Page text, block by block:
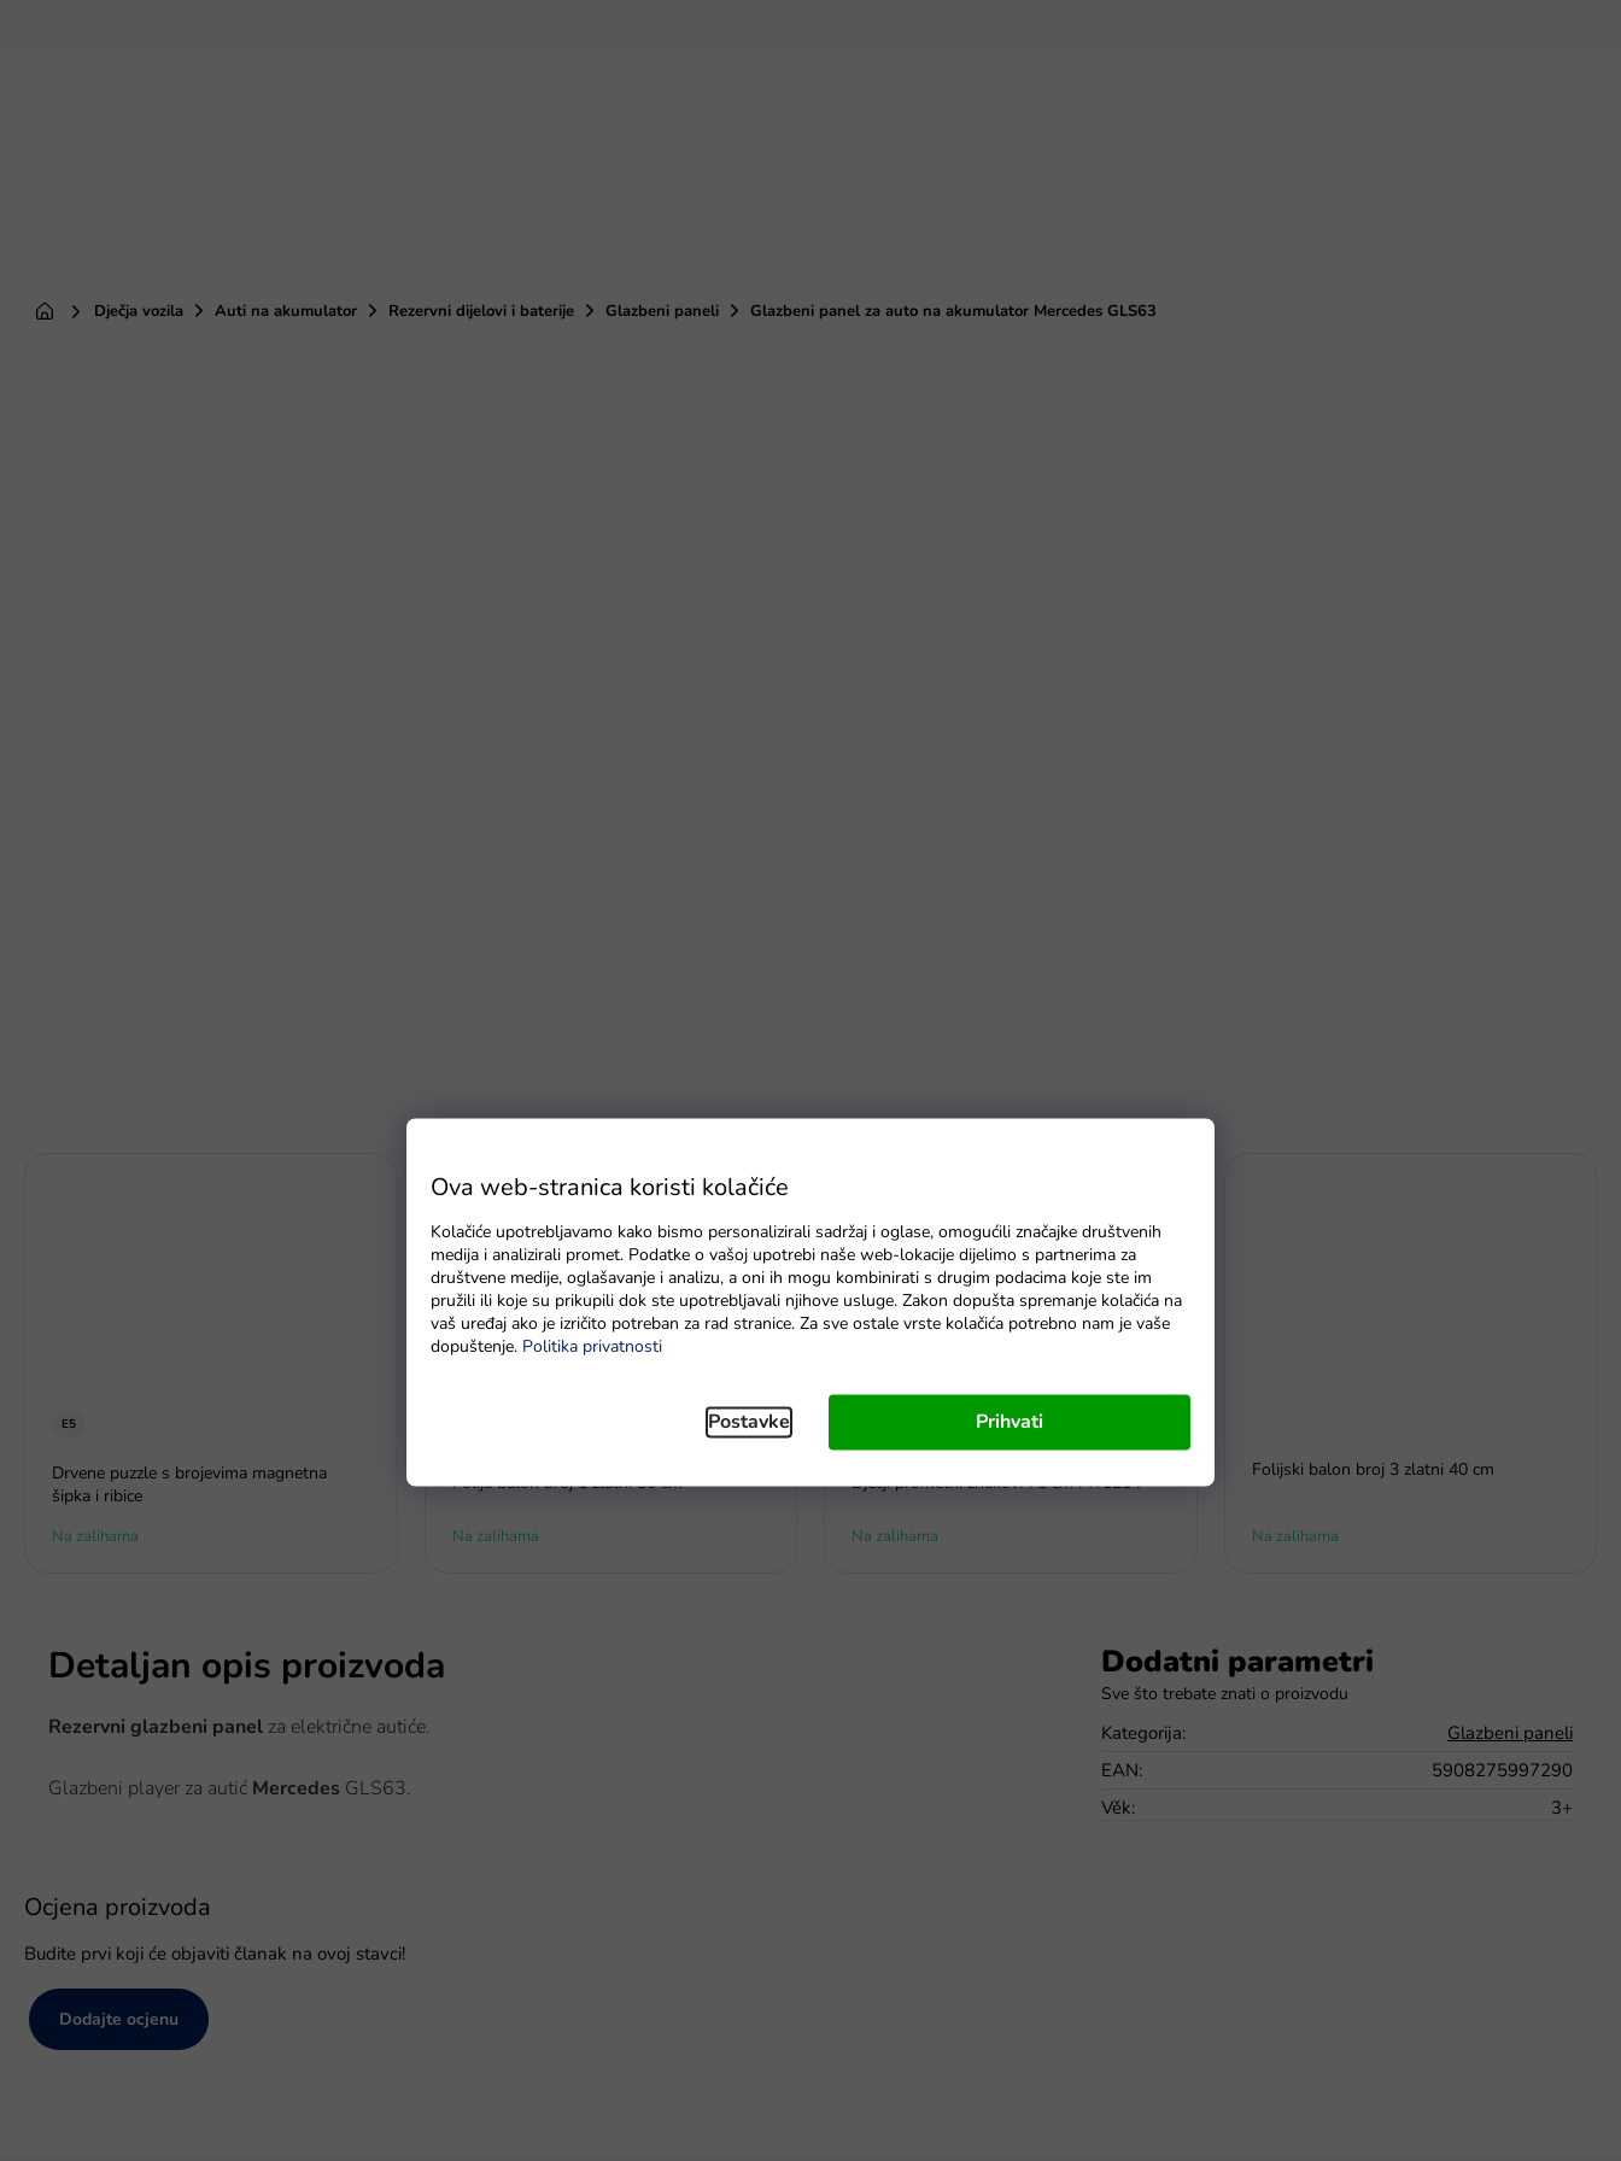
Ova web-stranica koristi kolačiće
Kolačiće upotrebljavamo kako bismo personalizirali sadržaj i oglase, omogućili značajke društvenih
medija i analizirali promet. Podatke o vašoj upotrebi naše web-lokacije dijelimo s partnerima za
društvene medije, oglašavanje i analizu, a oni ih mogu kombinirati s drugim podacima koje ste im
pružili ili koje su prikupili dok ste upotrebljavali njihove usluge. Zakon dopušta spremanje kolačića na
vaš uređaj ako je izričito potreban za rad stranice. Za sve ostale vrste kolačića potrebno nam je vaše
dopuštenje. Politika privatnosti
Postavke Prihvati
PočetnaDječja vozila Auti na akumulator Rezervni dijelovi i baterije Glazbeni paneli Glazbeni panel za auto na akumulator Mercedes GLS63
E5
Drvene puzzle s brojevima magnetna
šipka i ribice
Na zalihama
Folija balon broj 1 zlatni 86 cm
Na zalihama
-30% popusta s kodom EXTRA30
Dječji prometni znakovi 75 cm MT1214
Na zalihama
Folijski balon broj 3 zlatni 40 cm
Na zalihama
Detaljan opis proizvoda
Rezervni glazbeni panel za električne autiće.
Glazbeni player za autić Mercedes GLS63.
Dodatni parametri
Kategorija:
Glazbeni paneli
EAN:
5908275997290
Věk: 3+
Ocjena proizvoda
Budite prvi koji će objaviti članak na ovoj stavci!
Dodajte ocjenu